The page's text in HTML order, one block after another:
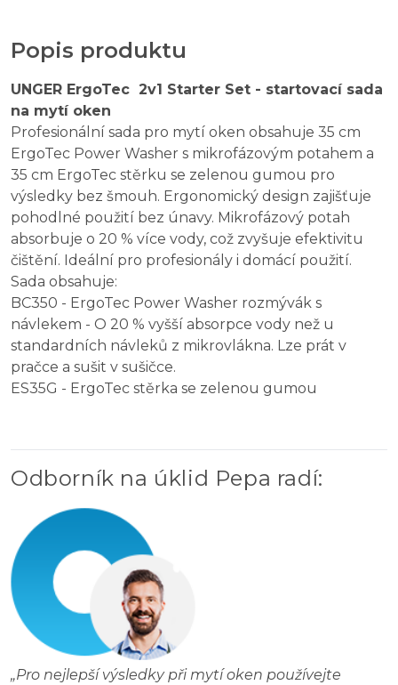
Popis produktu
UNGER ErgoTec 2v1 Starter Set - startovací sada
na mytí oken
Profesionální sada pro mytí oken obsahuje 35 cm
ErgoTec Power Washer s mikrofázovým potahem a
35 cm ErgoTec stěrku se zelenou gumou pro
výsledky bez šmouh. Ergonomický design zajišťuje
pohodlné použití bez únavy. Mikrofázový potah
absorbuje o 20 % více vody, což zvyšuje efektivitu
čištění. Ideální pro profesionály i domácí použití.
Sada obsahuje:
BC350 - ErgoTec Power Washer rozmývák s
návlekem - O 20 % vyšší absorpce vody než u
standardních návleků z mikrovlákna. Lze prát v
pračce a sušit v sušičce.
ES35G - ErgoTec stěrka se zelenou gumou
Odborník na úklid Pepa radí:
„Pro nejlepší výsledky při mytí oken používejte